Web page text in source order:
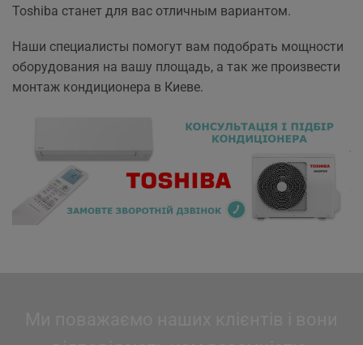
Toshiba станет для вас отличным вариантом.
Наши специалисты помогут вам подобрать мощности
оборудования на вашу площадь, а так же произвести
монтаж кондиционера в Киеве.